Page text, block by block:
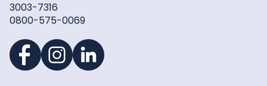
3003-7316
0800-575-0069